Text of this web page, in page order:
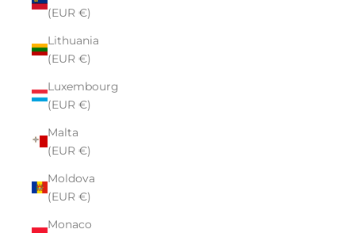
(EUR €)
Lithuania
(EUR €)
Luxembourg
(EUR €)
Malta
(EUR €)
Moldova
(EUR €)
Monaco